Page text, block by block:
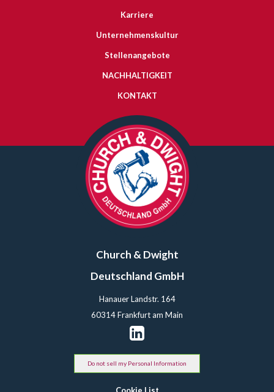
Karriere
Unternehmenskultur
Stellenangebote
NACHHALTIGKEIT
KONTAKT
Church & Dwight
Deutschland GmbH
Hanauer Landstr. 164
60314 Frankfurt am Main
Do not sell my Personal Information
Cookie List